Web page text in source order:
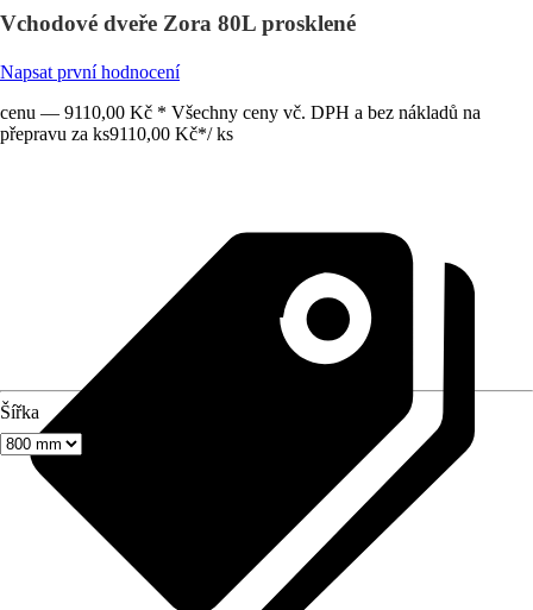
Vchodové dveře Zora 80L prosklené
Napsat první hodnocení
cenu — 9110,00 Kč * Všechny ceny vč. DPH a bez nákladů na
přepravu za ks9110,00 Kč*/ ks
Šířka